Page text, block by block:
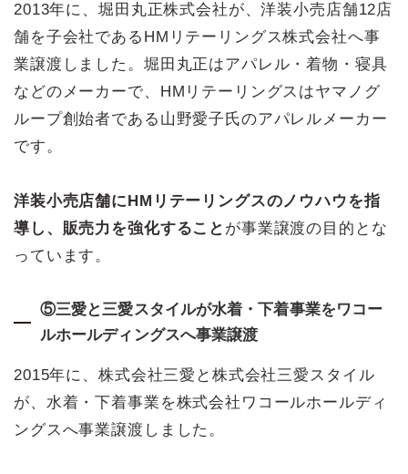
2013年に、堀田丸正株式会社が、洋装小売店舗12店
舗を子会社であるHMリテーリングス株式会社へ事
業譲渡しました。堀田丸正はアパレル・着物・寝具
などのメーカーで、HMリテーリングスはヤマノグ
ループ創始者である山野愛子氏のアパレルメーカー
です。
洋装小売店舗にHMリテーリングスのノウハウを指
導し、販売力を強化すること が事業譲渡の目的とな
っています。
⑤三愛と三愛スタイルが水着・下着事業をワコー
ルホールディングスへ事業譲渡
2015年に、株式会社三愛と株式会社三愛スタイル
が、水着・下着事業を株式会社ワコールホールディ
ングスへ事業譲渡しました。